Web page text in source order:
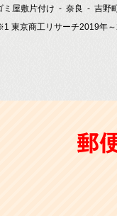
ミ屋敷片付け 奈良
吉野
東京商工リサーチ2019年～
郵